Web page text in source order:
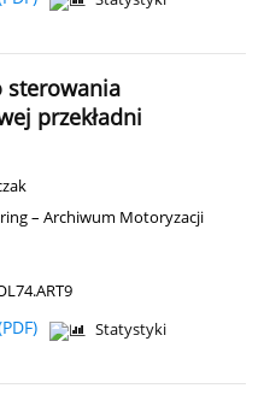
sterowania
przekładni
– Archiwum Motoryzacji
Statystyki